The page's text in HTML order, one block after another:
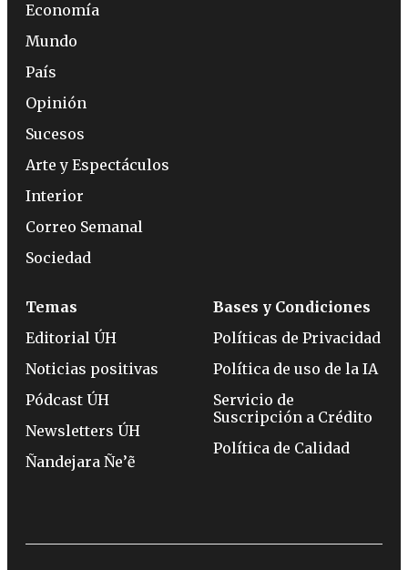
Economía
Mundo
País
Opinión
Sucesos
Arte y Espectáculos
Interior
Correo Semanal
Sociedad
Temas
Editorial ÚH
Noticias positivas
Pódcast ÚH
Newsletters ÚH
Ñandejara Ñe’ẽ
Bases y Condiciones
Políticas de Privacidad
Política de uso de la IA
Servicio de
Suscripción a Crédito
Política de Calidad